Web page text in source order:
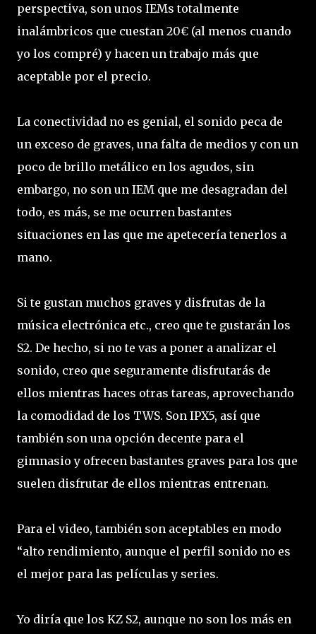
perspectiva, son unos IEMs totalmente
inalámbricos que cuestan 20€ (al menos cuando
yo los compré) y hacen un trabajo más que
aceptable por el precio.
La conectividad no es genial, el sonido peca de
un exceso de graves, una falta de medios y con un
poco de brillo metálico en los agudos, sin
embargo, no son un IEM que me desagradan del
todo, es más, se me ocurren bastantes
situaciones en las que me apetecería tenerlos a
mano.
Si te gustan muchos graves y disfrutas de la
música electrónica etc., creo que te gustarán los
S2. De hecho, si no te vas a poner a analizar el
sonido, creo que seguramente disfrutarás de
ellos mientras haces otras tareas, aprovechando
la comodidad de los TWS. Son IPX5, así que
también son una opción decente para el
gimnasio y ofrecen bastantes graves para los que
suelen disfrutar de ellos mientras entrenan.
Para el video, también son aceptables en modo
“alto rendimiento, aunque el perfil sonido no es
el mejor para las películas y series.
Yo diría que los KZ S2, aunque no son los más en